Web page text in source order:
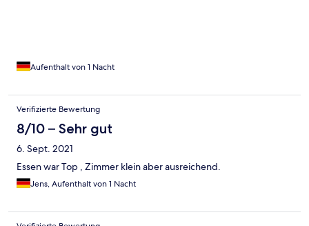
Aufenthalt von 1 Nacht
Verifizierte Bewertung
8/10 – Sehr gut
6. Sept. 2021
Essen war Top , Zimmer klein aber ausreichend.
Jens, Aufenthalt von 1 Nacht